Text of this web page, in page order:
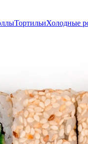
ТортильиХолодные